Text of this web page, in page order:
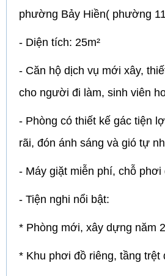
phường Bảy Hiền( phường
- Diện tích: 25m²
- Căn hộ dịch vụ mới xây,
cho người đi làm, sinh viên
- Phòng có thiết kế gác tiện
rãi, đón ánh sáng và gió tự
- Máy giặt miễn phí, chỗ phơi
- Tiện nghi nổi bật:
* Phòng mới, xây dựng năm
* Khu phơi đồ riêng, tầng trệt